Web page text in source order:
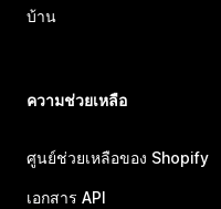
บ้าน
ความช่วยเหลือ
ศูนย์ช่วยเหลือของ Shopify
เอกสาร API